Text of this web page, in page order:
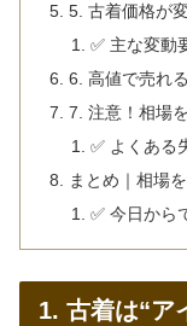
5. 古着価格が
✅ 主な変動
6. 高値で売れ
7. 注意！相場
✅ よくある
まとめ｜相場
✅ 今日から
1. 古着は“ア